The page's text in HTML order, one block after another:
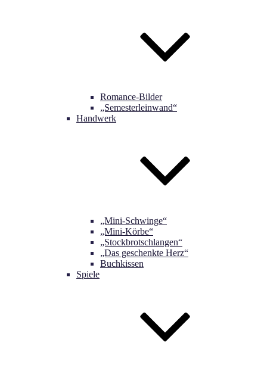
Romance-Bilder
„Semesterleinwand“
Handwerk
„Mini-Schwinge“
„Mini-Körbe“
„Stockbrotschlangen“
„Das geschenkte Herz“
Buchkissen
Spiele